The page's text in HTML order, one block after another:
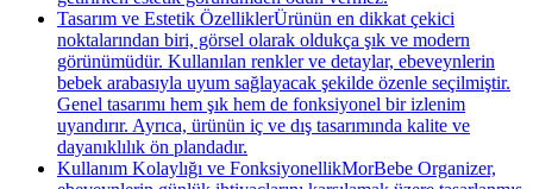
Tasarım ve Estetik ÖzelliklerÜrünün en dikkat çekici
noktalarından biri, görsel olarak oldukça şık ve modern
görünümüdür. Kullanılan renkler ve detaylar, ebeveynlerin
bebek arabasıyla uyum sağlayacak şekilde özenle seçilmiştir.
Genel tasarımı hem şık hem de fonksiyonel bir izlenim
uyandırır. Ayrıca, ürünün iç ve dış tasarımında kalite ve
dayanıklılık ön plandadır.
Kullanım Kolaylığı ve FonksiyonellikMorBebe Organizer,